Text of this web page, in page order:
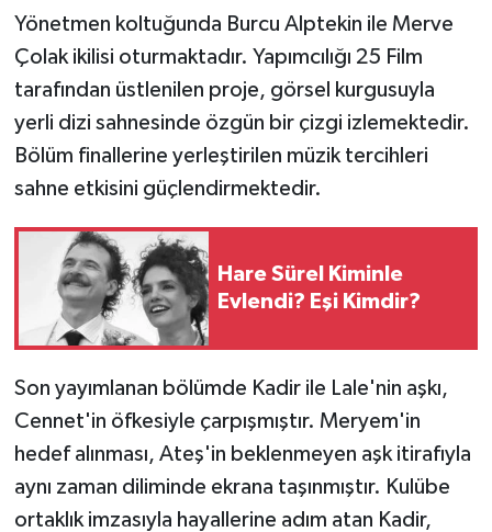
Yönetmen koltuğunda Burcu Alptekin ile Merve
Çolak ikilisi oturmaktadır. Yapımcılığı 25 Film
tarafından üstlenilen proje, görsel kurgusuyla
yerli dizi sahnesinde özgün bir çizgi izlemektedir.
Bölüm finallerine yerleştirilen müzik tercihleri
sahne etkisini güçlendirmektedir.
Hare Sürel Kiminle
Evlendi? Eşi Kimdir?
Son yayımlanan bölümde Kadir ile Lale'nin aşkı,
Cennet'in öfkesiyle çarpışmıştır. Meryem'in
hedef alınması, Ateş'in beklenmeyen aşk itirafıyla
aynı zaman diliminde ekrana taşınmıştır. Kulübe
ortaklık imzasıyla hayallerine adım atan Kadir,